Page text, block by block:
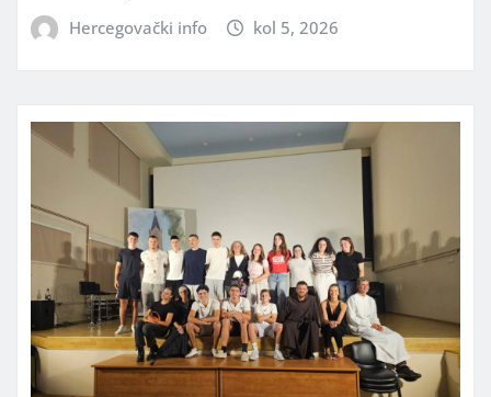
Hercegovački info kol 5, 2026